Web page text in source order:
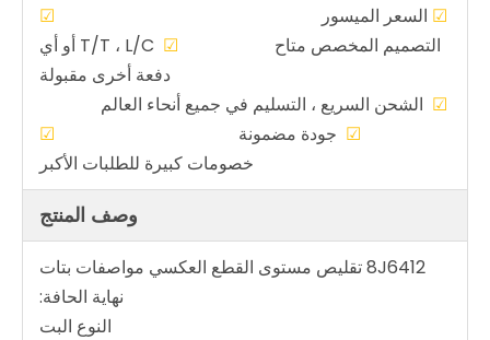
☑ السعر الميسور ☑
التصميم المخصص متاح ☑
T/T ، L/C أو أي
دفعة أخرى مقبولة
☑ الشحن السريع ، التسليم في جميع أنحاء العالم
☑ جودة مضمونة ☑
خصومات كبيرة للطلبات الأكبر
وصف المنتج
8J6412 تقليص مستوى القطع العكسي مواصفات بتات
نهاية الحافة:
النوع البت